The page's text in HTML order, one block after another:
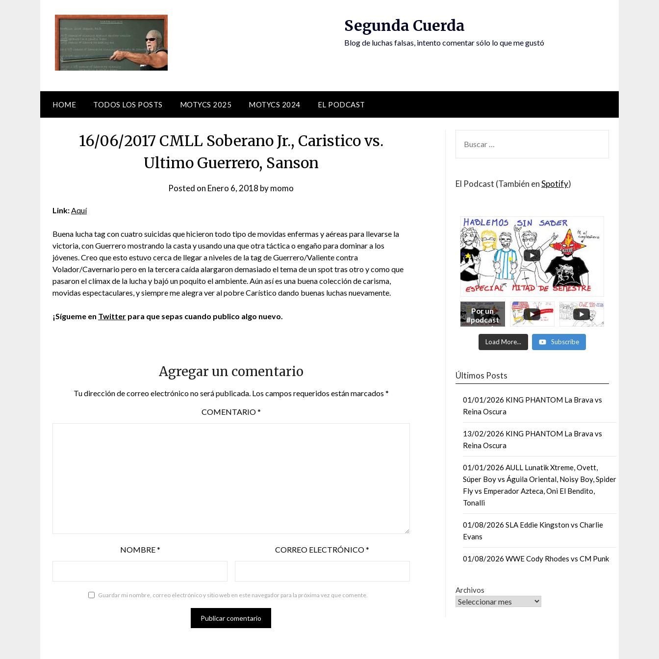
Segunda Cuerda
Blog de luchas falsas, intento comentar sólo lo que me gustó
HOME TODOS LOS POSTS MOTYCS 2025 MOTYCS 2024 EL PODCAST
16/06/2017 CMLL Soberano Jr., Caristico vs.
Ultimo Guerrero, Sanson
Posted on Enero 6, 2018 bymomo
Link:Aquí
Buena lucha tag con cuatro suicidas que hicieron todo tipo de movidas enfermas y aéreas para llevarse la
victoria, con Guerrero mostrando la casta y usando una que otra táctica o engaño para dominar a los
jóvenes. Creo que esto estuvo cerca de llegar a niveles de la tag de Guerrero/Valiente contra
Volador/Cavernario pero en la tercera caída alargaron demasiado el tema de un spot tras otro y como que
pasaron el clímax de la lucha y bajó un poquito el ambiente. Aún así es una buena colección de carisma,
movidas espectaculares, y siempre me alegra ver al pobre Carístico dando buenas luchas nuevamente.
¡Sígueme en Twitter para que sepas cuando publico algo nuevo.
Agregar un comentario
Tu dirección de correo electrónico no será publicada. Los campos requeridos están marcados *
COMENTARIO*
NOMBRE* CORREO ELECTRÓNICO*
Guardar mi nombre, correo electrónico y sitio web en este navegador para la próxima vez que comente.
POR:
El Podcast (También enSpotify)
Por un
#podcast
con más
Moonsaul
ts #93:
MITAD
DE AÑO
Load More... Subscribe
Últimos Posts
01/01/2026 KING PHANTOM La Brava vs
Reina Oscura
13/02/2026 KING PHANTOM La Brava vs
Reina Oscura
01/01/2026 AULL Lunatik Xtreme, Ovett,
Súper Boy vs Águila Oriental, Noisy Boy, Spider
Fly vs Emperador Azteca, Oni El Bendito,
Tonalli
01/08/2026 SLA Eddie Kingston vs Charlie
Evans
01/08/2026 WWE Cody Rhodes vs CM Punk
Archivos